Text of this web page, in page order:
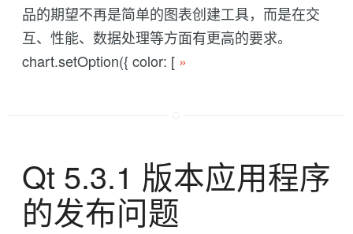
品的期望不再是简单的图表创建工具，而是在交
互、性能、数据处理等方面有更高的要求。
chart.setOption({ color: [ »
Qt 5.3.1 版本应用程序
的发布问题